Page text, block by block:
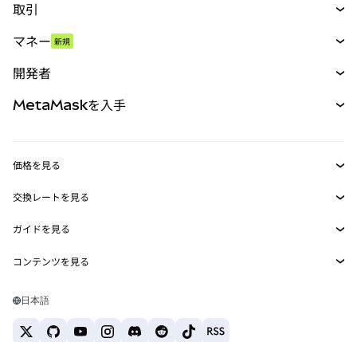
取引
パーペチュアル
RWA
マネー 新規
開発者
MetaMask Connect
Snaps
Web3サービス
MetaMaskを入手
セキュリティ
サポート
キャリア
お問い合わせ
価格を見る
イーサリアムの価格
Solanaの価格
Tetherの価格
交換レートを見る
ETH→USD
USDT→INR
BTC→INR
ETH→USDT
ガイドを見る
ETHの購入
USDTの購入
コンテンツを見る
Solanaウォレット
日本語